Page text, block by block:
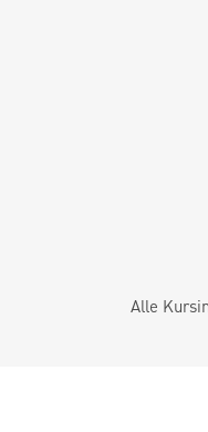
Alle